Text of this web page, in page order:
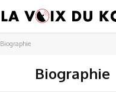
Biographie
Biographie